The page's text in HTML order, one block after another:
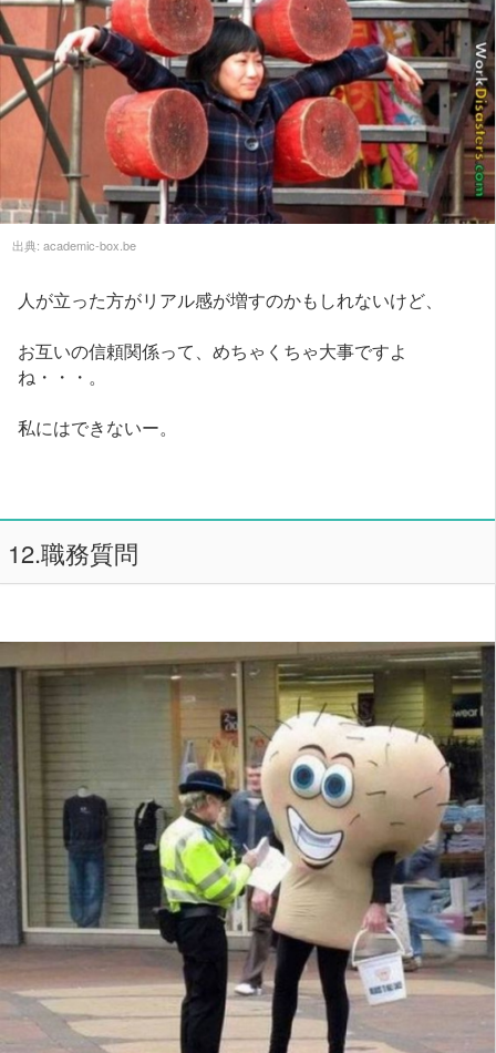
出典: academic-box.be
人が立った方がリアル感が増すのかもしれないけど、
お互いの信頼関係って、めちゃくちゃ大事ですよ
ね・・・。
私にはできないー。
12.職務質問